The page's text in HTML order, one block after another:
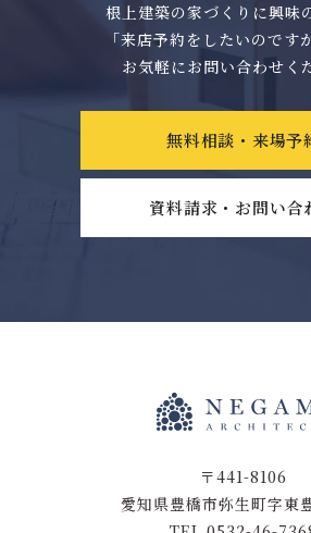
根上建築の家づくりに興味
「来店予約をしたいのです
お気軽にお問い合わせく
無料相談・来場予
資料請求・お問い合
〒441-8106
愛知県豊橋市弥生町字東